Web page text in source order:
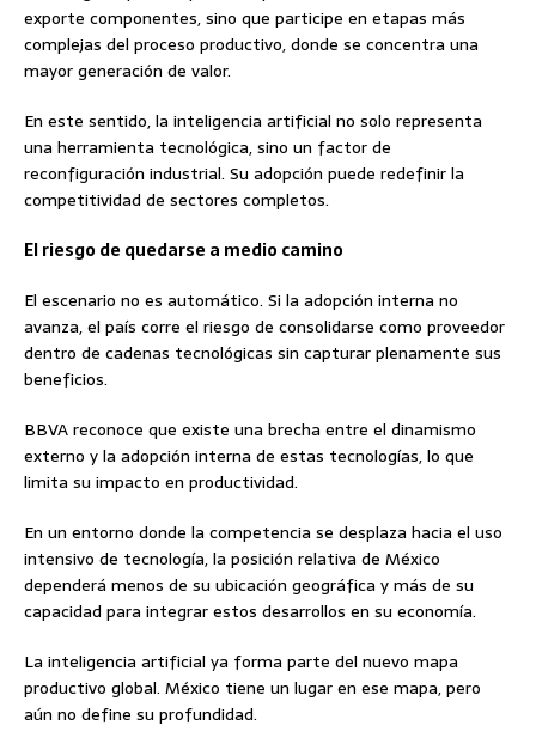
exporte componentes, sino que participe en etapas más
complejas del proceso productivo, donde se concentra una
mayor generación de valor.
En este sentido, la inteligencia artificial no solo representa
una herramienta tecnológica, sino un factor de
reconfiguración industrial. Su adopción puede redefinir la
competitividad de sectores completos.
El riesgo de quedarse a medio camino
El escenario no es automático. Si la adopción interna no
avanza, el país corre el riesgo de consolidarse como proveedor
dentro de cadenas tecnológicas sin capturar plenamente sus
beneficios.
BBVA reconoce que existe una brecha entre el dinamismo
externo y la adopción interna de estas tecnologías, lo que
limita su impacto en productividad.
En un entorno donde la competencia se desplaza hacia el uso
intensivo de tecnología, la posición relativa de México
dependerá menos de su ubicación geográfica y más de su
capacidad para integrar estos desarrollos en su economía.
La inteligencia artificial ya forma parte del nuevo mapa
productivo global. México tiene un lugar en ese mapa, pero
aún no define su profundidad.